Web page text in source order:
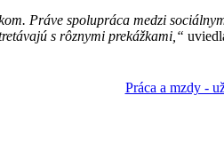
Práve spolupráca medzi
s rôznymi prekážkami,“